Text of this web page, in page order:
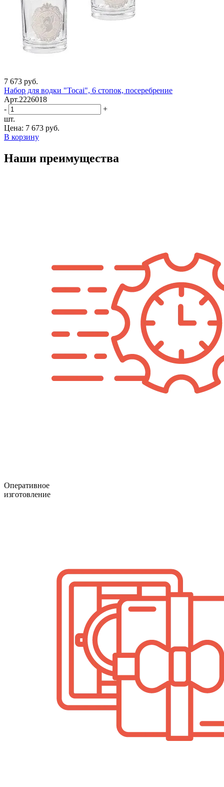
7 673 руб.
Набор для водки "Tocai", 6 стопок, посеребрение
Арт.2226018
-
+
шт.
Цена: 7 673 руб.
В корзину
Наши преимущества
Оперативное
изготовление